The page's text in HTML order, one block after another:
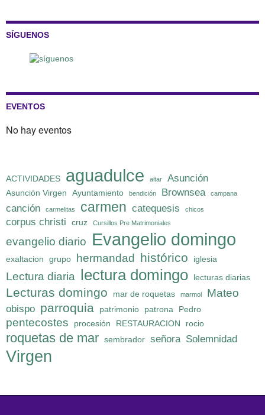
SÍGUENOS
EVENTOS
No hay eventos
ACTIVIDADES aguadulce altar Asunción
Asunción Virgen Ayuntamiento bendición Brownsea campana
canción carmelitas carmen catequesis chicos
corpus christi cruz Cursillos Pre Matrimoniales
evangelio diario Evangelio domingo
exaltacion grupo hermandad histórico iglesia
Lectura diaria lectura domingo lecturas diarias
Lecturas domingo mar de roquetas marmol Mateo
obispo parroquia patrimonio patrona Pedro
pentecostes procesión RESTAURACION rocio
roquetas de mar sembrador señora Solemnidad
Virgen